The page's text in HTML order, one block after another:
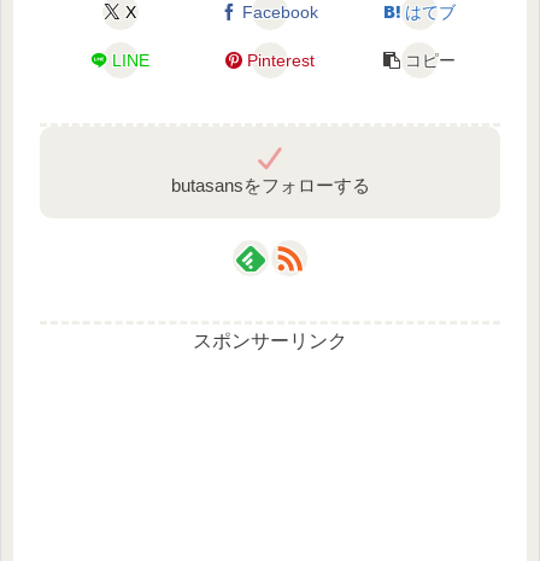
X Facebook はてブ
LINE Pinterest コピー
butasansをフォローする
スポンサーリンク